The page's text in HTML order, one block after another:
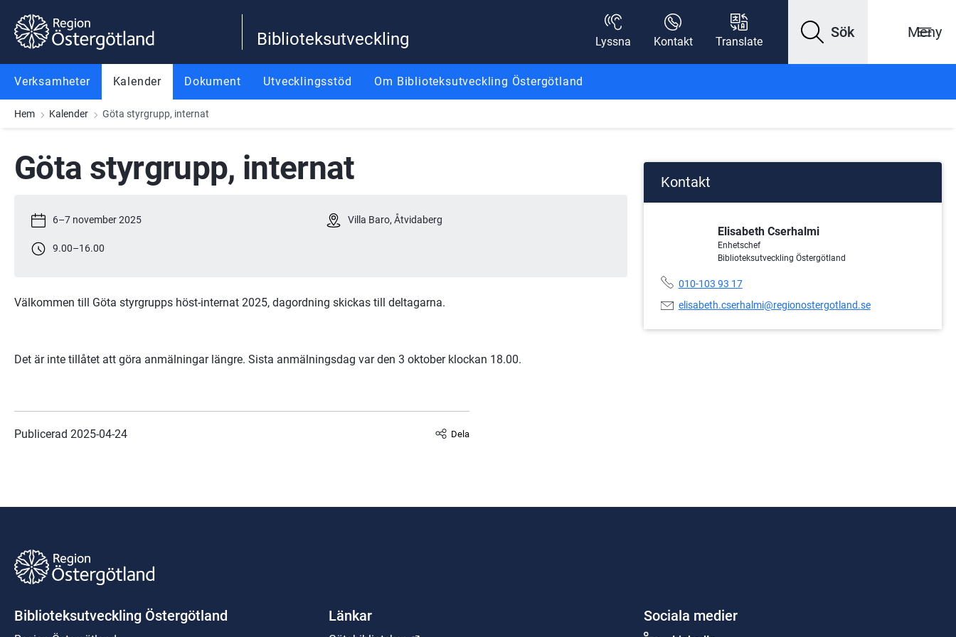
Gå till innehåll
Gå till meny
Gå till sidfot
Biblioteksutveckling Lyssna Kontakt Translate
Sök Meny
Verksamheter Kalender Dokument Utvecklingsstöd Om Biblioteksutveckling Östergötland
Hem Kalender Göta styrgrupp, internat
Göta styrgrupp, internat
6–7 november 2025
9.00–16.00
Villa Baro, Åtvidaberg
Välkommen till Göta styrgrupps höst-internat 2025, dagordning skickas till deltagarna.
Det är inte tillåtet att göra anmälningar längre. Sista anmälningsdag var den 3 oktober klockan 18.00.
Publicerad 2025-04-24 Dela
Kontakt
Elisabeth Cserhalmi
Enhetschef
Biblioteksutveckling Östergötland
Telefonnummer:
010-103 93 17
E-
elisabeth.cserhalmi@regionostergotland.se
Biblioteksutveckling Östergötland Länkar Sociala medier